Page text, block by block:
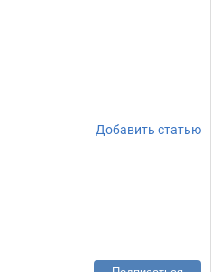
Добавить статью